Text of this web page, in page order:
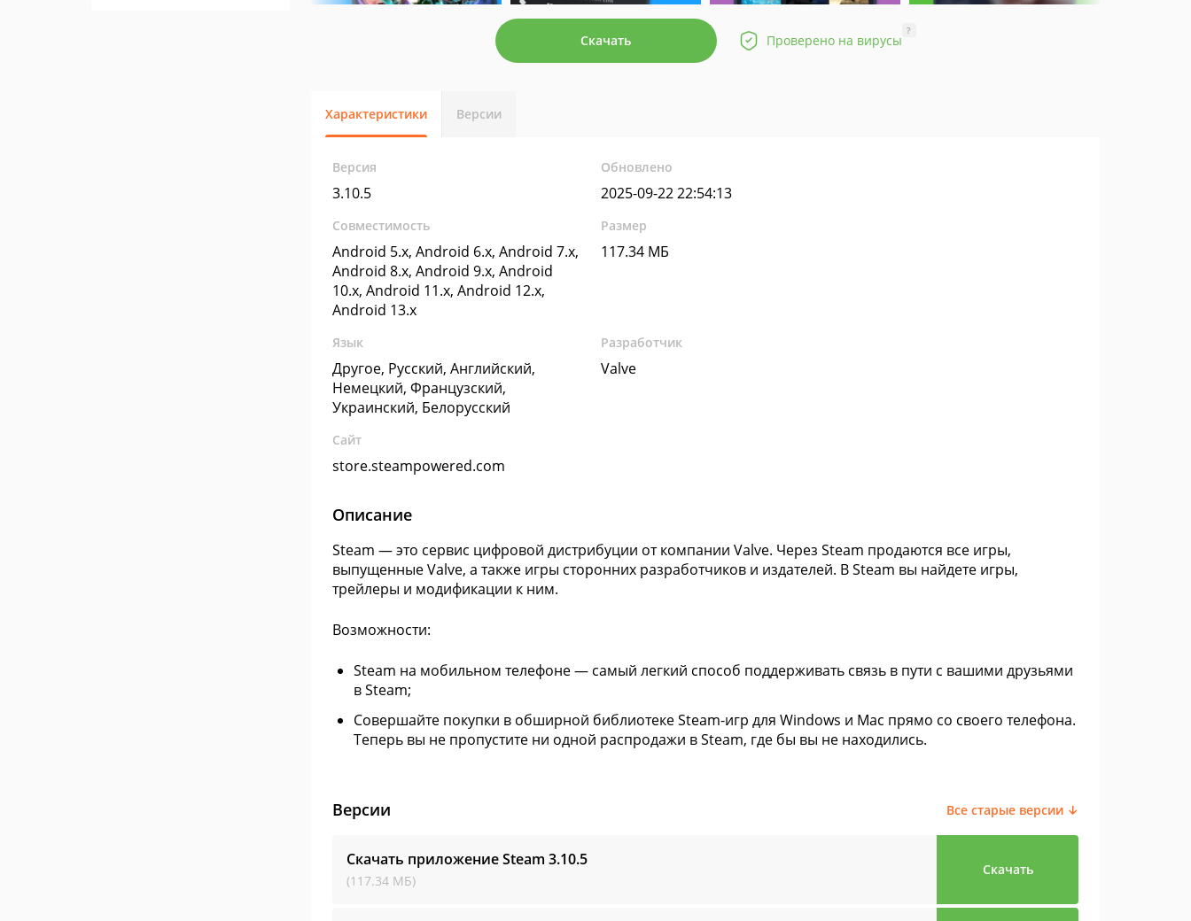
Скачать Проверено на вирусы
?
Характеристики Версии
Версия
3.10.5
Обновлено
2025-09-22 22:54:13
Совместимость
Android 5.x, Android 6.x, Android 7.x,
Android 8.x, Android 9.x, Android
10.x, Android 11.x, Android 12.x,
Android 13.x
Размер
117.34 МБ
Язык
Другое, Русский, Английский,
Немецкий, Французский,
Украинский, Белорусский
Разработчик
Valve
Сайт
store.steampowered.com
Описание
Steam — это сервис цифровой дистрибуции от компании Valve. Через Steam продаются все игры,
выпущенные Valve, а также игры сторонних разработчиков и издателей. В Steam вы найдете игры,
трейлеры и модификации к ним.
Возможности:
Steam на мобильном телефоне — самый легкий способ поддерживать связь в пути с вашими друзьями
в Steam;
Совершайте покупки в обширной библиотеке Steam-игр для Windows и Mac прямо со своего телефона.
Теперь вы не пропустите ни одной распродажи в Steam, где бы вы не находились.
Версии Все старые версии ↓
Скачать приложение Steam 3.10.5
(117.34 МБ)
Скачать